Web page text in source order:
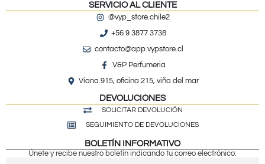
SERVICIO AL CLIENTE
@vyp_store.chile2
+56 9 3877 3738
contacto@app.vypstore.cl
V&P Perfumeria
Viana 915, oficina 215, viña del mar
DEVOLUCIONES
SOLICITAR DEVOLUCIÓN
SEGUIMIENTO DE DEVOLUCIONES
BOLETÍN INFORMATIVO
Únete y recibe nuestro boletín indicando tu correo electrónico: